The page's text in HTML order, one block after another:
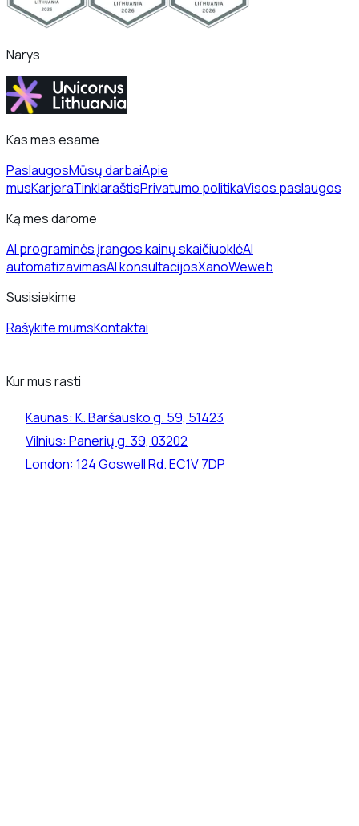
Narys
Kas mes esame
PaslaugosMūsų darbaiApie
musKarjeraTinklaraštisPrivatumo politikaVisos paslaugos
Ką mes darome
AI programinės įrangos kainų skaičiuoklėAI
automatizavimasAI konsultacijosXanoWeweb
Susisiekime
Rašykite mumsKontaktai
Kur mus rasti
Kaunas: K. Baršausko g. 59, 51423
Vilnius: Panerių g. 39, 03202
London: 124 Goswell Rd. EC1V 7DP